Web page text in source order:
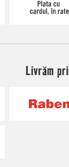
Livrăm